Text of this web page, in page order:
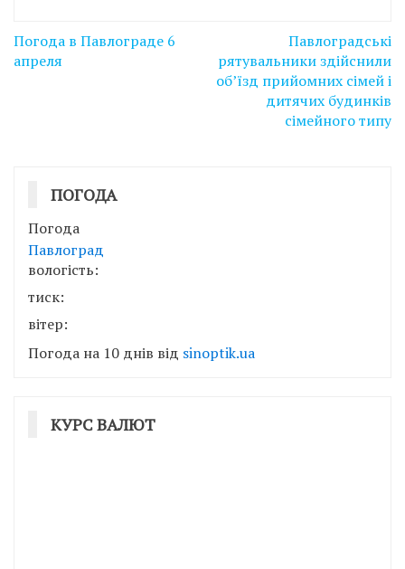
Навігація
записів
Погода в Павлограде 6
апреля
Павлоградські
рятувальники здійснили
об’їзд прийомних сімей і
дитячих будинків
сімейного типу
ПОГОДА
Погода
Павлоград
вологість:
тиск:
вітер:
Погода на 10 днів від sinoptik.ua
КУРС ВАЛЮТ